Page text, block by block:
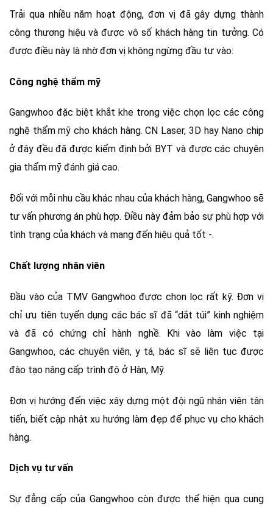
Trải qua nhiều năm hoạt động, đơn vị đã gây dựng thành
công thương hiệu và được vô số khách hàng tin tưởng. Có
được điều này là nhờ đơn vị không ngừng đầu tư vào:
Công nghệ thẩm mỹ
Gangwhoo đặc biệt khắt khe trong việc chọn lọc các công
nghệ thẩm mỹ cho khách hàng. CN Laser, 3D hay Nano chip
ở đây đều đã được kiểm định bởi BYT và được các chuyên
gia thẩm mỹ đánh giá cao.
Đối với mỗi nhu cầu khác nhau của khách hàng, Gangwhoo sẽ
tư vấn phương án phù hợp. Điều này đảm bảo sự phù hợp với
tình trạng của khách và mang đến hiệu quả tốt -.
Chất lượng nhân viên
Đầu vào của TMV Gangwhoo được chọn lọc rất kỹ. Đơn vị
chỉ ưu tiên tuyển dụng các bác sĩ đã “dắt túi” kinh nghiệm
và đã có chứng chỉ hành nghề. Khi vào làm việc tại
Gangwhoo, các chuyên viên, y tá, bác sĩ sẽ liên tục được
đào tạo nâng cấp trình độ ở Hàn, Mỹ.
Đơn vị hướng đến việc xây dựng một đội ngũ nhân viên tân
tiến, biết cập nhật xu hướng làm đẹp để phục vụ cho khách
hàng.
Dịch vụ tư vấn
Sự đẳng cấp của Gangwhoo còn được thể hiện qua cung